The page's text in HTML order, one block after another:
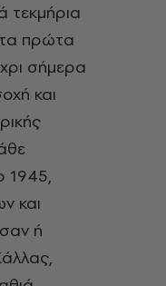
τεκμήρια
πρώτα
σήμερα
και
1945,
και
ή